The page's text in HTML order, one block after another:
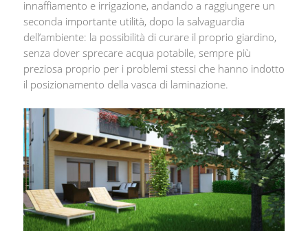
innaffiamento e irrigazione, andando a raggiungere un
seconda importante utilità, dopo la salvaguardia
dell’ambiente: la possibilità di curare il proprio giardino,
senza dover sprecare acqua potabile, sempre più
preziosa proprio per i problemi stessi che hanno indotto
il posizionamento della vasca di laminazione.